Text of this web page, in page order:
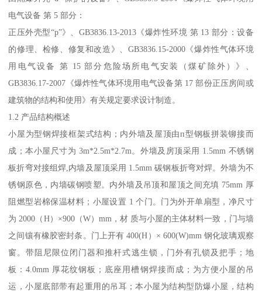
电气设备 第 5 部分：
正压外壳型“p”》、GB3836.13-2013《爆炸性环境 第 13 部分：设备
的修理、检修、修复和改造》、GB3836.15-2000《爆炸性气体环境
用电气设备 第 15 部分危险场所电气安装（煤矿除外）》、
GB3836.17-2007《爆炸性气体环境用电气设备第 17 部份正压房间或
建筑物的结构和使用》有关规定要求设计制造。
1.2 产品结构概述
小屋为型钢焊接框架式结构；内外墙及屋顶由п型钢板拼装铆接而
成；本小屋尺寸为 3m*2.5m*2.7m。外墙及房顶采用 1.5mm 不锈钢
板折弯对接组焊,内墙及屋顶采用 1.5mm 碳钢板折弯对焊。外墙为不
锈钢原色，内墙碳钢喷塑。内外墙及吊顶和屋顶之间充填 75mm 厚
阻燃型岩棉保温材料；小屋设置 1 个门。门为外开单扇型，净尺寸
为 2000（H）×900（W）mm，材 质与小屋的主体材料一致，门与墙
之间镶有橡胶密封条。门上开有 400(H）× 600(W)mm 钢化玻璃观察
窗。带阻尼限位闭门器和推杆式逃生锁，门外有孔锁及把手；地
板：4.0mm 厚花纹钢板；底座用槽钢焊接而成；为方便小屋的吊
运，小屋底部带有起重用的吊耳；本小屋为结构型防爆小屋，结构